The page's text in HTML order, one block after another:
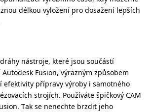
délkou vyložení pro dosažení lepších
nástroje, které jsou součástí
Fusion, výrazným způsobem
efektivity přípravy výroby i samotného
strojích. Používáte špičkový CAM
Tak se nenechte brzdit jeho